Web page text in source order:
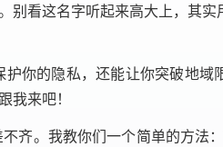
看这名字听起来高大上，其实
你的隐私，还能让你突破地域
来吧！
齐。我教你们一个简单的方法